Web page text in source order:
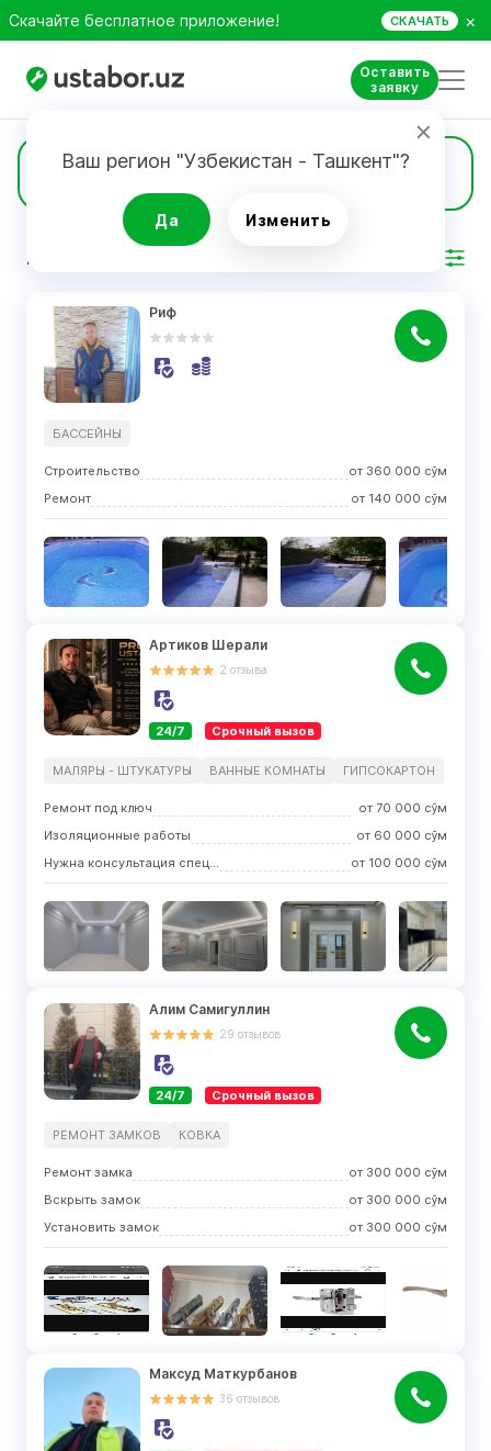
Скачайте бесплатное приложение! СКАЧАТЬ ×
Оставить
заявку
Ваш регион "Узбекистан - Ташкент"?
Да Изменить
Специалисты 7126
РЕЗУЛЬТАТ
Риф
БАССЕЙНЫ
Строительство от 360 000 сўм
Ремонт
от 140 000 сўм
Артиков Шерали
2 отзыва
24/7 Срочный вызов
МАЛЯРЫ - ШТУКАТУРЫ ВАННЫЕ КОМНАТЫ ГИПСОКАРТОН
Ремонт под ключ от 70 000 сўм
Изоляционные работы
от 60 000 сўм
Нужна консультация специалиста
от 100 000 сўм
Алим Самигуллин
29 отзывов
24/7 Срочный вызов
РЕМОНТ ЗАМКОВ КОВКА
Ремонт замка от 300 000 сўм
Вскрыть замок
от 300 000 сўм
Установить замок
от 300 000 сўм
Максуд Маткурбанов
36 отзывов